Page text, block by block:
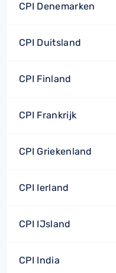
CPI Denemarken
CPI Duitsland
CPI Finland
CPI Frankrijk
CPI Griekenland
CPI Ierland
CPI IJsland
CPI India